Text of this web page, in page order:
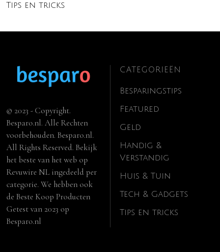
Tips en tricks
© 2023 - Copyright.
Besparo.nl. Alle Rechten
voorbehouden. Besparo.nl.
All Rights Reserved. Bekijk
het beste van het web op
Revuwire NL ingedeeld per
categorie. We hebben ook
deBeste Koop Producten
Getest van 2023 op
Besparo.nl
CATEGORIEËN
Besparingstips
Featured
Geld
Handig &
Verstandig
Huis & Tuin
Tech & Gadgets
Tips en tricks